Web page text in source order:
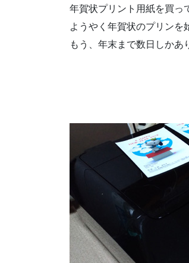
年賀状プリント用紙を買っ
ようやく年賀状のプリンを
もう、年末まで数日しかあ